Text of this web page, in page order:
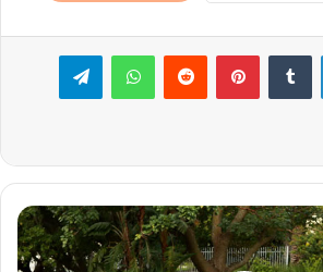
لینکدین ‫تامبلر پینترست‫رددیت واتس آپ تلگرام